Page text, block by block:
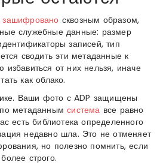
зашифровано сквозным образом,
служебные данные: размер
записей, тип
сводить эти метаданные к
от них нельзя, иначе
как облако.
Ваши фото с ADP защищены
по метаданнымсистема все равно
есть библиотека определенного
недавно шла. Это не отменяет
но полезно помнить, если
строго.